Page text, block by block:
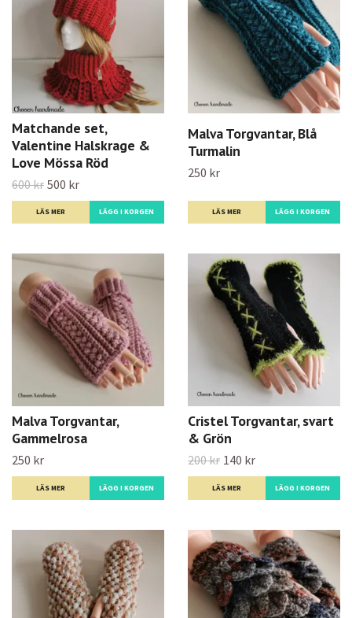
Matchande set,
Valentine Halskrage &
Love Mössa Röd
600 kr 500 kr
LÄS MER
Malva Torgvantar, Blå
Turmalin
250 kr
LÄS MER
Malva Torgvantar,
Gammelrosa
250 kr
LÄS MER
Cristel Torgvantar, svart
& Grön
200 kr 140 kr
LÄS MER